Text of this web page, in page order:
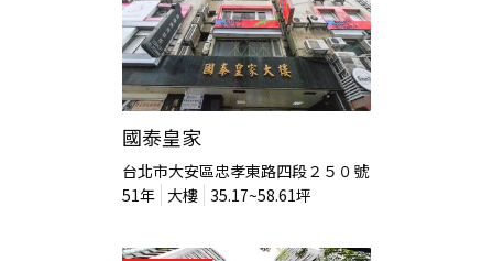
國泰皇家
台北市大安區忠孝東路四段２５０號
51年 大樓 35.17~58.61坪